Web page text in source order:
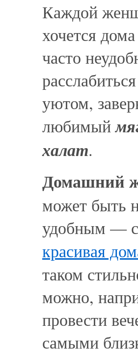
Каждой
хочется
часто
уютом,
любимый
халат.
Домашний
может быть
удобным —
красивая
таком
можно,
провести
самыми